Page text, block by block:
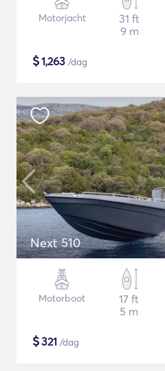
Motorjacht
31 ft
9 m
$1,263 /dag
Next 510
Motorboot
17 ft
5 m
$321 /dag